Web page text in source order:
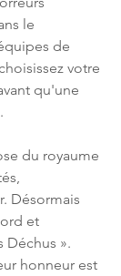
le
de
votre
qu'une
du royaume
Désormais
et
Déchus ».
honneur est